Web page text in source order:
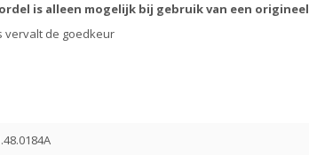
is alleen mogelijk bij gebruik van een origineel
vervalt de goedkeur